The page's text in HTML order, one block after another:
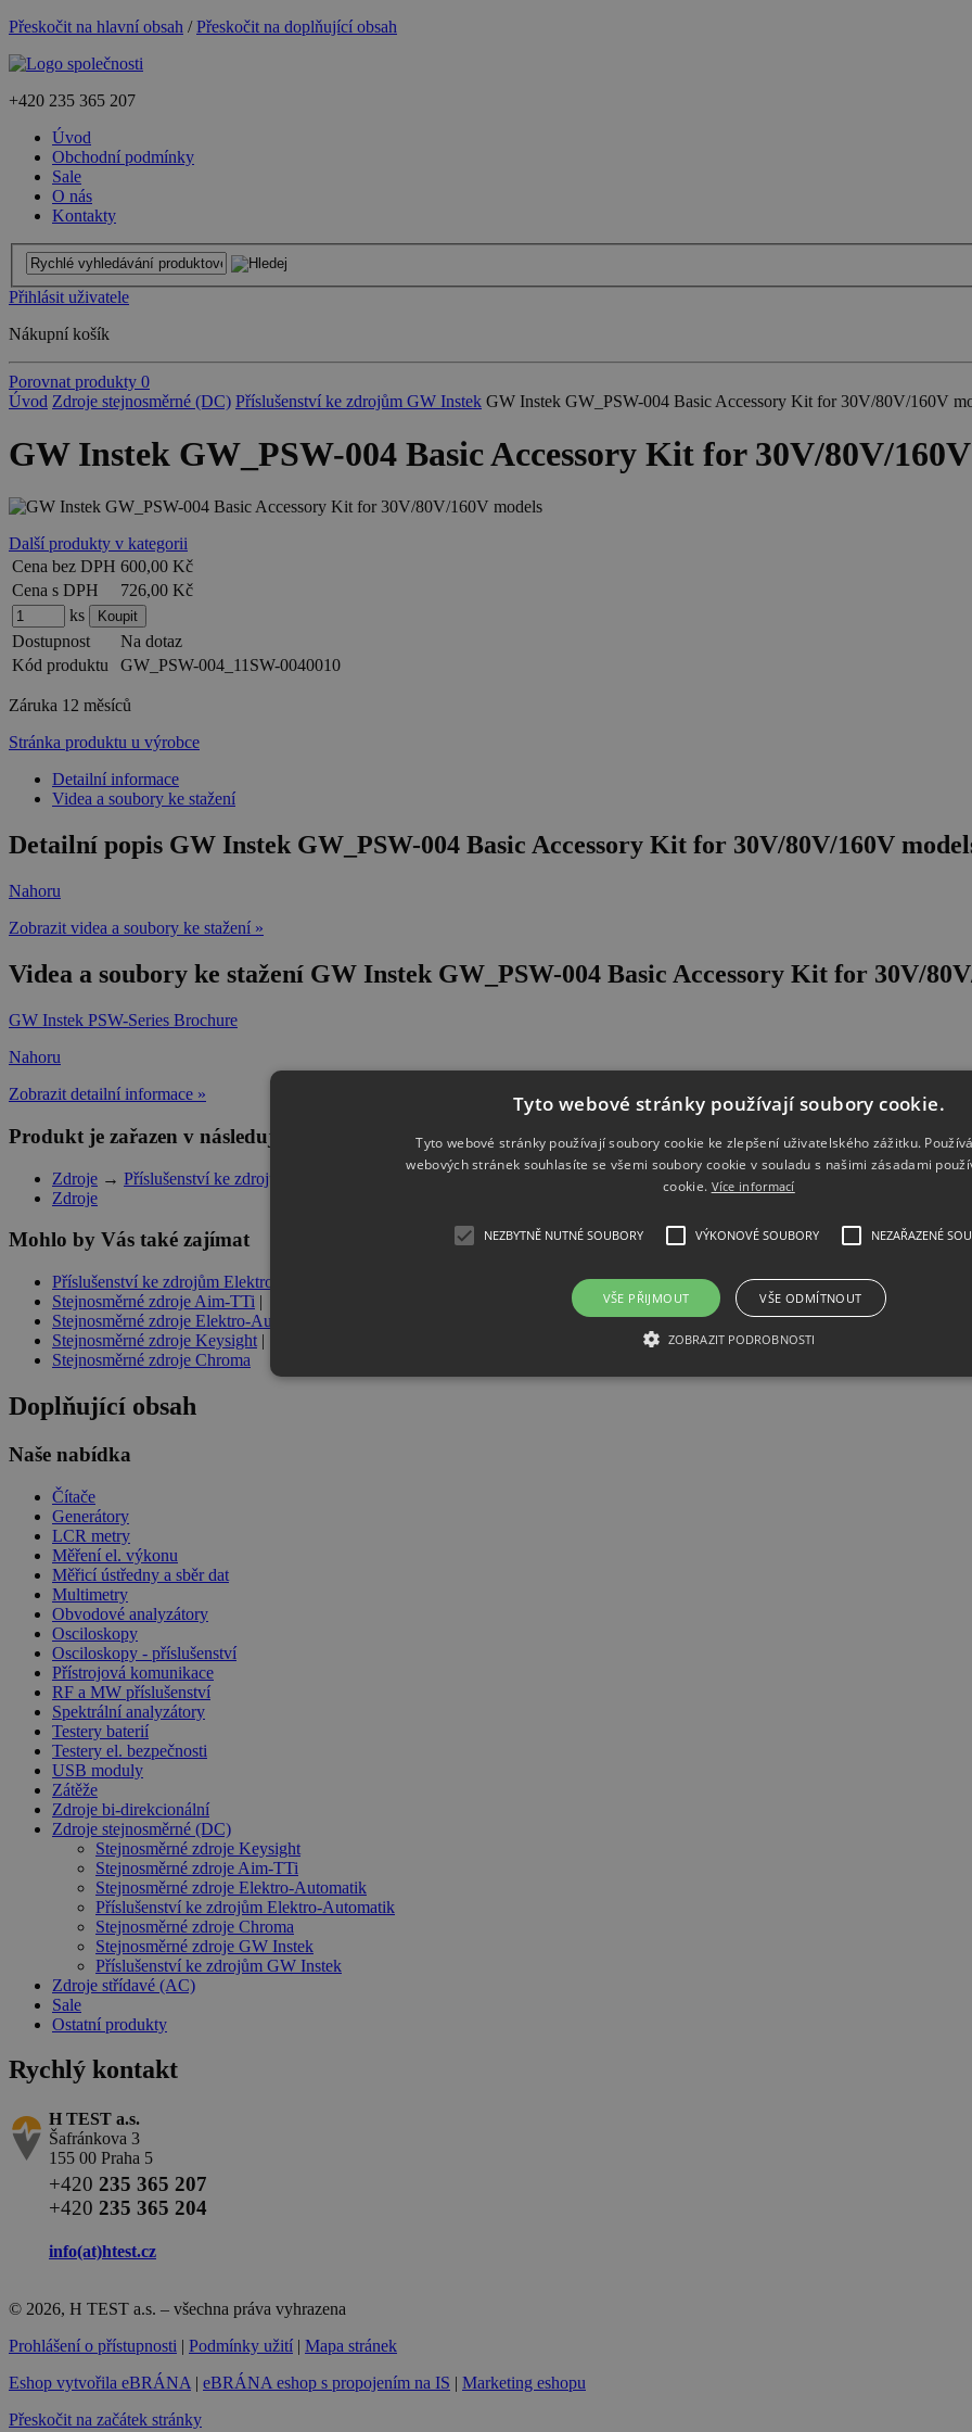
Přeskočit na hlavní obsah /Přeskočit na doplňující obsah
+420 235 365 207
Úvod
Obchodní podmínky
Sale
O nás
Kontakty
Přihlásit uživatele
Nákupní košík
Porovnat produkty 0
Úvod Zdroje stejnosměrné (DC) Příslušenství ke zdrojům GW Instek GW Instek GW_PSW-004 Basic Accessory Kit for 30V/80V/160V
GW Instek GW_PSW-004 Basic Accessory Kit for 30V/80V/
Další produkty v kategorii
Cena bez DPH 600,00 Kč
Cena s DPH
726,00 Kč
ks
Dostupnost
Na dotaz
Kód produktu
GW_PSW-004_11SW-0040010
Záruka 12 měsíců
Stránka produktu u výrobce
Detailní informace
Videa a soubory ke stažení
Detailní popis GW Instek GW_PSW-004 Basic Accessory Kit for 30V/80V/160V
Nahoru
Zobrazit videa a soubory ke stažení »
Videa a soubory ke stažení GW Instek GW_PSW-004 Basic Accessory Kit for 30V/
GW Instek PSW-Series Brochure
Nahoru
Zobrazit detailní informace »
Produkt je zařazen v následujících kategoriích
Zdroje → Příslušenství ke zdrojům GW Instek
Zdroje
Mohlo by Vás také zajímat
Příslušenství ke zdrojům Elektro-Automatik
Stejnosměrné zdroje Aim-TTi |
Stejnosměrné zdroje Elektro-Automatik
Stejnosměrné zdroje Keysight |
Stejnosměrné zdroje Chroma
Doplňující obsah
Naše nabídka
Čítače
Generátory
LCR metry
Měření el. výkonu
Měřicí ústředny a sběr dat
Multimetry
Obvodové analyzátory
Osciloskopy
Osciloskopy - příslušenství
Přístrojová komunikace
RF a MW příslušenství
Spektrální analyzátory
Testery baterií
Testery el. bezpečnosti
USB moduly
Zátěže
Zdroje bi-direkcionální
Zdroje stejnosměrné (DC)
Stejnosměrné zdroje Keysight
Stejnosměrné zdroje Aim-TTi
Stejnosměrné zdroje Elektro-Automatik
Příslušenství ke zdrojům Elektro-Automatik
Stejnosměrné zdroje Chroma
Stejnosměrné zdroje GW Instek
Příslušenství ke zdrojům GW Instek
Zdroje střídavé (AC)
Sale
Ostatní produkty
Rychlý kontakt
H TEST a.s.
Šafránkova 3
155 00 Praha 5
+420 235 365 207
+420 235 365 204
info(at)htest.cz
© 2026, H TEST a.s. – všechna práva vyhrazena
Prohlášení o přístupnosti | Podmínky užití | Mapa stránek
Eshop vytvořila eBRÁNA | eBRÁNA eshop s propojením na IS | Marketing eshopu
Přeskočit na začátek stránky
Tyto webové stránky používají soubory cookie.
Tyto webové stránky používají soubory cookie ke zlepšení uživatelského zážitku.
webových stránek souhlasíte se všemi soubory cookie v souladu s našimi zásadami
cookie. Více informací
NEZBYTNĚ NUTNÉ SOUBORY VÝKONOVÉ SOUBORY NEZAŘAZENÉ
VŠE PŘIJMOUT VŠE ODMÍTNOUT
ZOBRAZIT PODROBNOSTI